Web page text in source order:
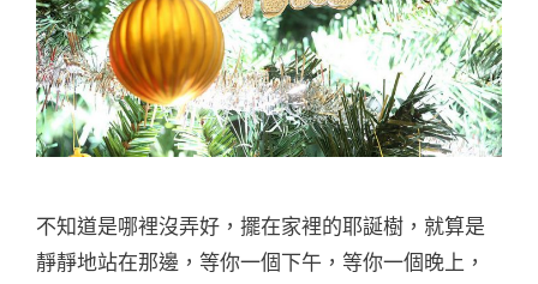
不知道是哪裡沒弄好，擺在家裡的耶誕樹，就算是
靜靜地站在那邊，等你一個下午，等你一個晚上，